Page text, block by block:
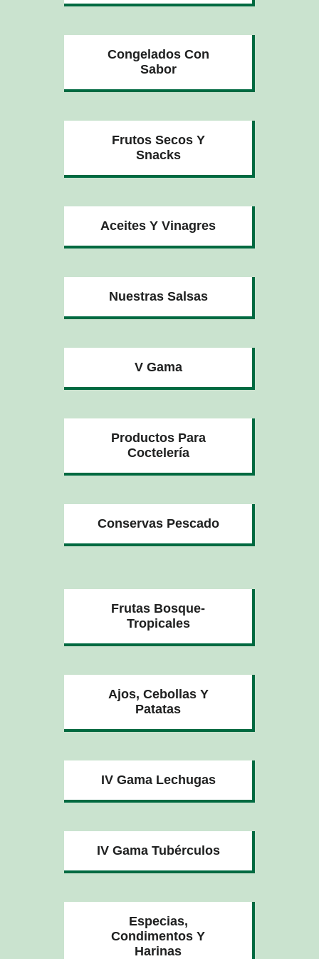
Congelados Con
Sabor
Frutos Secos Y
Snacks
Aceites Y Vinagres
Nuestras Salsas
V Gama
Productos Para
Coctelería
Conservas Pescado
Frutas Bosque-
Tropicales
Ajos, Cebollas Y
Patatas
IV Gama Lechugas
IV Gama Tubérculos
Especias,
Condimentos Y
Harinas